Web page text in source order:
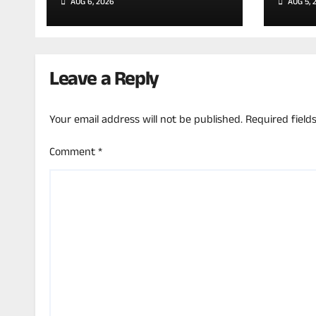
ವಿರುದ್ಧ ತೀಕ್ಷ್ಣ ಪ್ರತಿಕ್ರಿಯೆ!
AUG 6, 2026 AUG 5,
Leave a Reply
Your email address will not be published.Required
Comment*